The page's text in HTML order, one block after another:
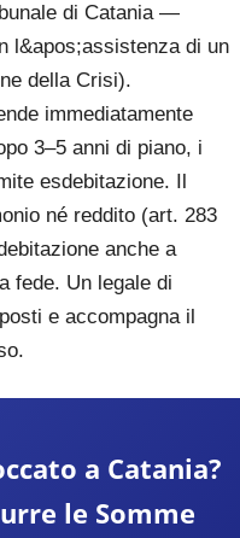
di Catania —
l&apos;assistenza di un
della Crisi).
immediatamente
3–5 anni di piano, i
esdebitazione. Il
né reddito (art. 283
anche a
fede. Un legale di
e accompagna il
a Catania?
le Somme